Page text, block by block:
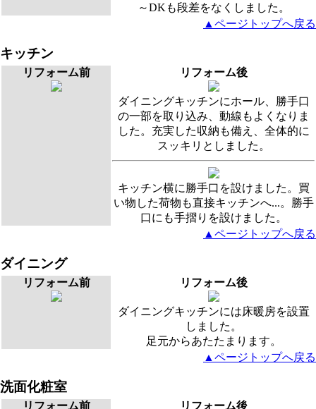
～DKも段差をなくしました。
▲ページトップへ戻る
キッチン
リフォーム前 リフォーム後
ダイニングキッチンにホール、勝手口
の一部を取り込み、動線もよくなりま
した。充実した収納も備え、全体的に
スッキリとしました。
キッチン横に勝手口を設けました。買
い物した荷物も直接キッチンへ...。勝手
口にも手摺りを設けました。
▲ページトップへ戻る
ダイニング
リフォーム前 リフォーム後
ダイニングキッチンには床暖房を設置
しました。
足元からあたたまります。
▲ページトップへ戻る
洗面化粧室
リフォーム前 リフォーム後